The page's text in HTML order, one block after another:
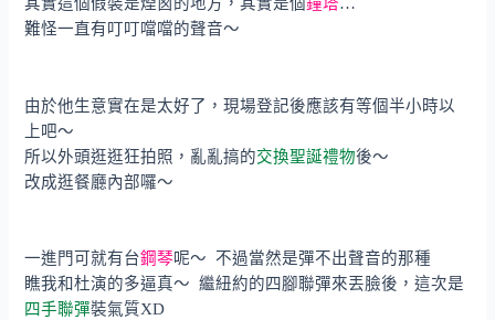
其實這個假裝是煙囪的地方，其實是個鐘塔…
難怪一直有叮叮噹噹的聲音～
由於他生意實在是太好了，現場登記後應該有等個半小時以
上吧～
所以外頭逛逛狂拍照，亂亂搞的交換聖誕禮物後～
改成逛餐廳內部囉～
一進門可就有台鋼琴呢～ 不過當然是彈不出聲音的那種
瞧我和杜演的多逼真～ 繼紐約的四腳聯彈來丟臉後，這次是
四手聯彈裝氣質XD